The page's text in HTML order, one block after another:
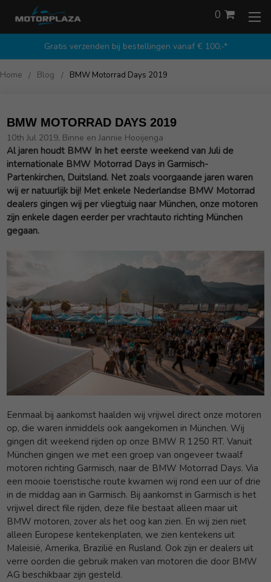
Gratis verzenden bij bestellingen vanaf € 100,-*
0
Home Blog BMW Motorrad Days 2019
BMW MOTORRAD DAYS 2019
10th Jul 2019, Binne en Jannie Hooijenga
Al jaren houdt BMW In het eerste weekend van Juli de
internationale BMW Motorrad Days in Garmisch-
Partenkirchen, Duitsland. Net zoals voorgaande jaren waren
wij er natuurlijk bij! Met enkele Nederlandse BMW Motorrad
dealers gingen wij per vliegtuig naar München, onze motoren
zijn enkele dagen eerder per vrachtauto richting München
gegaan.
Eenmaal bij aankomst haalden wij vrijwel direct onze motoren
op, die waren inmiddels ook aangekomen in München. Wij
gingen dit weekend rijden op onze BMW R 1250 RT. Vanuit
München gingen we met een groep van ongeveer twaalf
motoren richting Garmisch, naar de BMW Motorrad Days. Via
een mooie toeristische route kwamen wij rond een uur of drie
in de middag aan in Garmisch. Bij aankomst in Garmisch is het
vrijwel direct file rijden, deze file bestaat alleen maar uit
BMW motoren, zover als het oog kan zien. En wij zien niet
alleen Europese kentekenplaten, we zien kentekens uit
Maleisië, Amerika, Brazilië en Rusland. Ook zijn er dealers uit
verre oorden die gebruik maken van motoren die door BMW
AG beschikbaar zijn gesteld.